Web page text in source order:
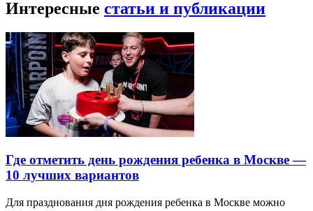
Интересные статьи и публикации
Где отметить день рождения ребенка в Москве —
10 лучших вариантов
Для празднования дня рождения ребенка в Москве можно